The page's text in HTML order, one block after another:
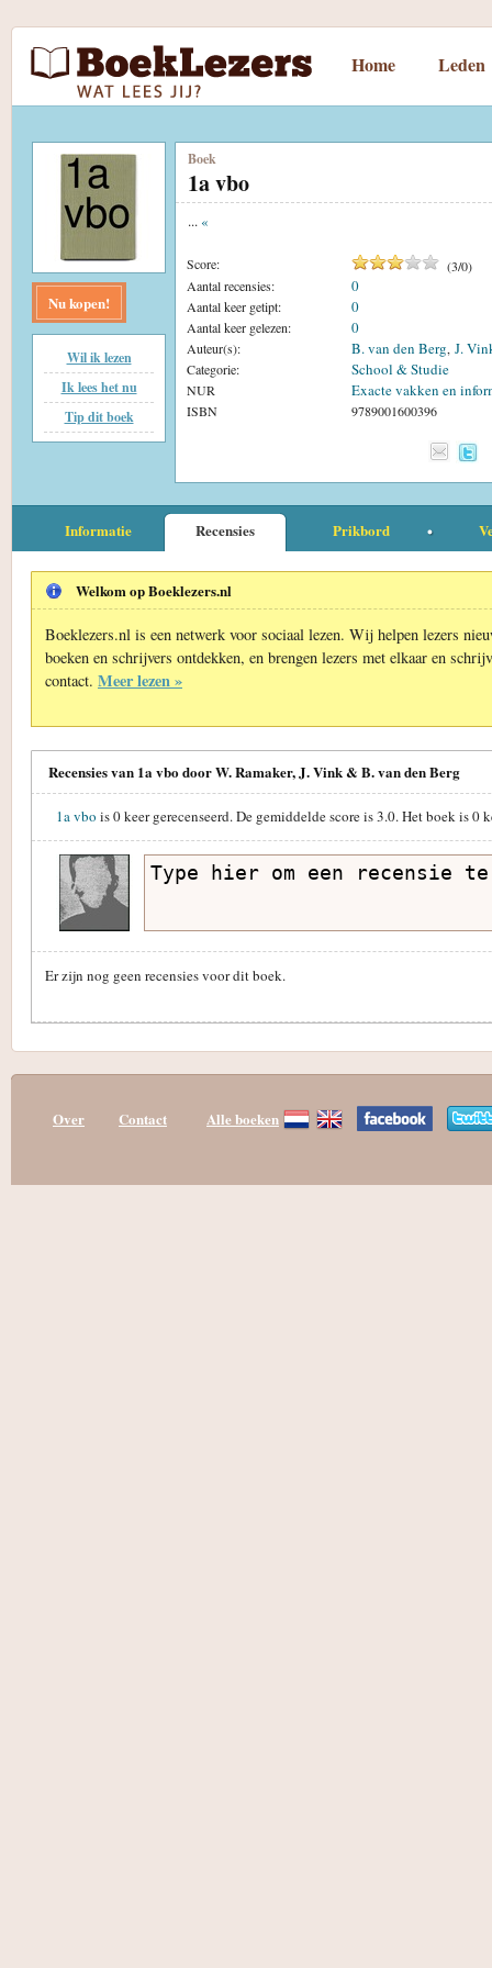
Home Leden
Nu kopen!
Wil ik lezen
Ik lees het nu
Tip dit boek
Boek
1a vbo
... «
Score: (3/0)
Aantal recensies:
0
Aantal keer getipt: 0
Aantal keer gelezen: 0
Auteur(s): B. van den Berg, J.
Categorie: School & Studie
NUR Exacte vakken en
ISBN 9789001600396
Informatie Recensies Prikbord
Welkom op Boeklezers.nl
Boeklezers.nl is een netwerk voor sociaal lezen. Wij helpen lezers
boeken en schrijvers ontdekken, en brengen lezers met elkaar en
contact. Meer lezen »
Recensies van 1a vbo door W. Ramaker, J. Vink & B. van den Berg
1a vbo is0keer gerecenseerd. De gemiddelde score is3.0. Het boek is0
Er zijn nog geen recensies voor dit boek.
Over Contact Alle boeken